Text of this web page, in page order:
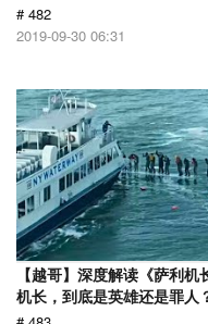
# 482
2019-09-30 06:31
【越哥】深度解读《萨利
机长，到底是英雄还是罪人